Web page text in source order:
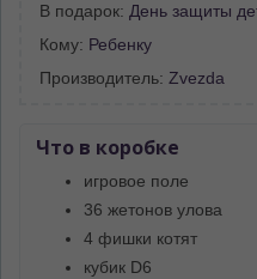
В подарок: День защиты
Кому: Ребенку
Производитель: Zvezda
Что в коробке
игровое поле
36 жетонов улова
4 фишки котят
кубик D6